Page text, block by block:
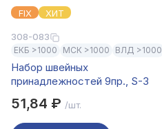
FIX ХИТ
308-083
ЕКБ >1000 МСК >1000 ВЛД >1000
Набор швейных
принадлежностей 9пр., S-3
51,84 ₽ /шт.